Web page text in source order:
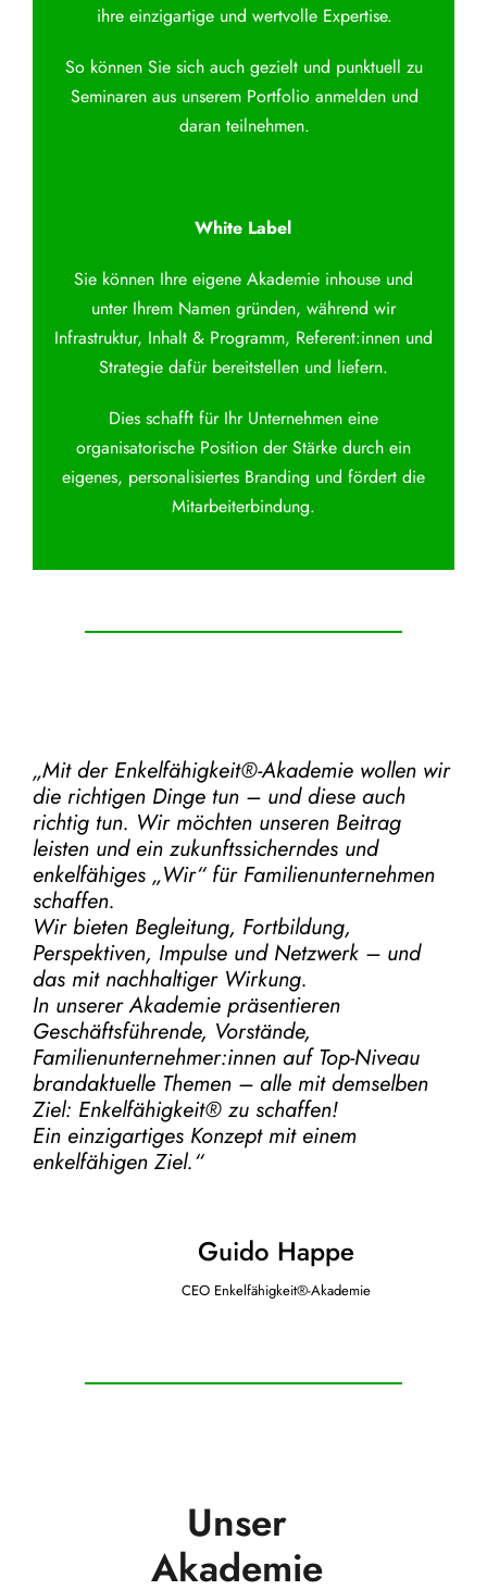
ihre einzigartige und wertvolle Expertise.
So können Sie sich auch gezielt und punktuell zu
Seminaren aus unserem Portfolio anmelden und
daran teilnehmen.
White Label
Sie können Ihre eigene Akademie inhouse und
unter Ihrem Namen gründen, während wir
Infrastruktur, Inhalt & Programm, Referent:innen und
Strategie dafür bereitstellen und liefern.
Dies schafft für Ihr Unternehmen eine
organisatorische Position der Stärke durch ein
eigenes, personalisiertes Branding und fördert die
Mitarbeiterbindung.
„Mit der Enkelfähigkeit®-Akademiewollen wir
die richtigen Dinge tun – und diese auch
richtig tun. Wir möchten unseren Beitrag
leisten und ein zukunftssicherndes und
enkelfähiges „Wir“ für Familienunternehmen
schaffen.
Wir bieten Begleitung, Fortbildung,
Perspektiven, Impulse und Netzwerk – und
das mit nachhaltiger Wirkung.
In unserer Akademie präsentieren
Geschäftsführende, Vorstände,
Familienunternehmer:innen auf Top-Niveau
brandaktuelle Themen – alle mit demselben
Ziel: Enkelfähigkeit® zu schaffen!
Ein einzigartiges Konzept mit einem
enkelfähigen Ziel.“
Guido Happe
CEO Enkelfähigkeit®-Akademie
Unser
Akademie